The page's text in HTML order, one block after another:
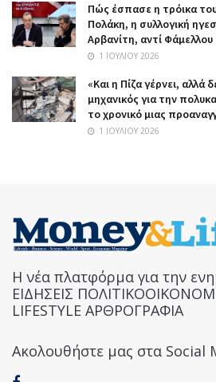
Πώς έσπασε η τρόικα
Πολάκη, η συλλογική
Αρβανίτη, αντί Φάμελλου
1 ΙΟΥΛΊΟΥ 2026
«Και η Πίζα γέρνει, αλλά
μηχανικός για την
το χρονικό μιας
1 ΙΟΥΛΊΟΥ 2026
Η νέα πλατφόρμα για την
ΕΙΔΗΣΕΙΣ
LIFESTYLE ΑΡΘΡΟΓΡΑΦΙΑ
Ακολουθήστε μας στα Social